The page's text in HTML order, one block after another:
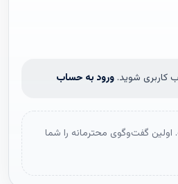
کاربری شوید. ورود به حساب
گفت‌وگوی محترمانه را شما